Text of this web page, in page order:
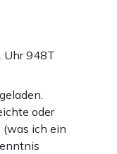
Uhr948T
oder
(was ich ein